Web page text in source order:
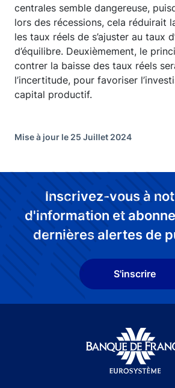
centrales semble dangereuse,
lors des récessions, cela réduirait
les taux réels de s’ajuster au taux
d’équilibre. Deuxièmement, le
contrer la baisse des taux réels
l’incertitude, pour favoriser
capital productif.
Mise à jour le 25 Juillet 2024
Inscrivez-vous à
d'information et
dernières alertes de
S'inscrire